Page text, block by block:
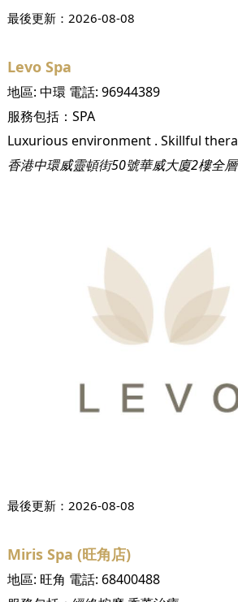
最後更新： 2026-08-08
Levo Spa
地區: 中環 電話: 96944389
服務包括： SPA
香港中環威靈頓街50號華威大廈2樓全層
最後更新： 2026-08-08
Miris Spa (旺角店)
地區: 旺角 電話: 68400488